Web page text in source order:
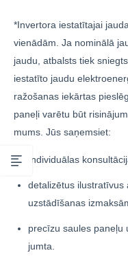
*Invertora iestatītajai
vienādām. Ja nominālā
jaudu, atbalsts tiek
iestatīto jaudu
ražošanas iekārtas
paneļi varētu būt
mums. Jūs saņemsiet:
Individuālas
detalizētus ilustratīvus
uzstādīšanas
precīzu saules paneļu
jumta.